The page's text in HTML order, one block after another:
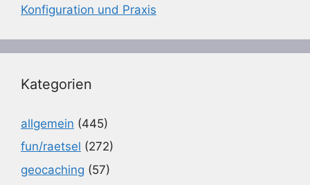
Konfiguration und Praxis
Kategorien
allgemein (445)
fun/raetsel (272)
geocaching (57)